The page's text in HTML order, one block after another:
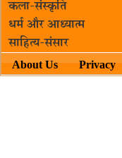
कला-संस्कृति
धर्म और आध्यात्म
साहित्य-संसार
About Us Privacy